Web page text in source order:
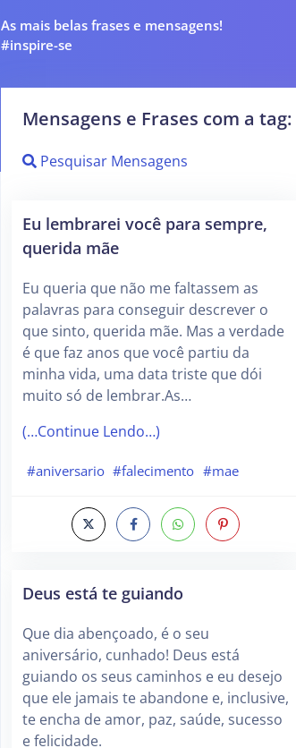
As mais belas frases e mensagens!
#inspire-se
Mensagens e Frases com a tag:
Pesquisar Mensagens
Eu lembrarei você para sempre,
querida mãe
Eu queria que não me faltassem as
palavras para conseguir descrever o
que sinto, querida mãe. Mas a verdade
é que faz anos que você partiu da
minha vida, uma data triste que dói
muito só de lembrar.As…
(…Continue Lendo…)
#aniversario #falecimento #mae
Deus está te guiando
Que dia abençoado, é o seu
aniversário, cunhado! Deus está
guiando os seus caminhos e eu desejo
que ele jamais te abandone e, inclusive,
te encha de amor, paz, saúde, sucesso
e felicidade.